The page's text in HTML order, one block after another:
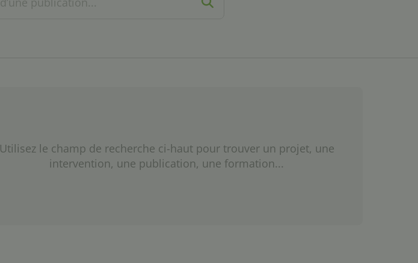
Utilisez le champ de recherche ci-haut pour trouver un projet, une
intervention, une publication, une formation...